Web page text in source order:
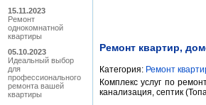
15.11.2023
Ремонт
однокомнатной
квартиры
05.10.2023
Идеальный выбор
для
профессионального
ремонта вашей
квартиры
Ремонт квартир,
Категория: Ремонт
Комплекс услуг по
канализация, септик